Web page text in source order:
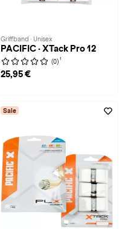
Griffband · Unisex
PACIFIC · XTack Pro 12
(0) 1
25,95 €
Sale